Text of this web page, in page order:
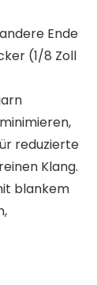
Ende
(1/8 Zoll
reduzierte
Klang.
blankem